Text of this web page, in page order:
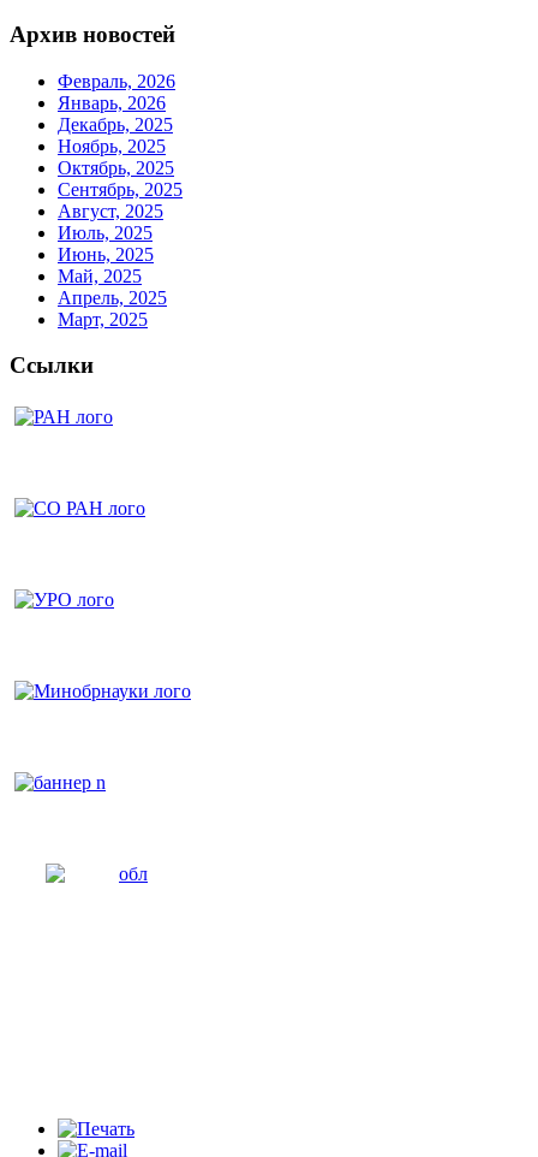
Архив новостей
Февраль, 2026
Январь, 2026
Декабрь, 2025
Ноябрь, 2025
Октябрь, 2025
Сентябрь, 2025
Август, 2025
Июль, 2025
Июнь, 2025
Май, 2025
Апрель, 2025
Март, 2025
Ссылки